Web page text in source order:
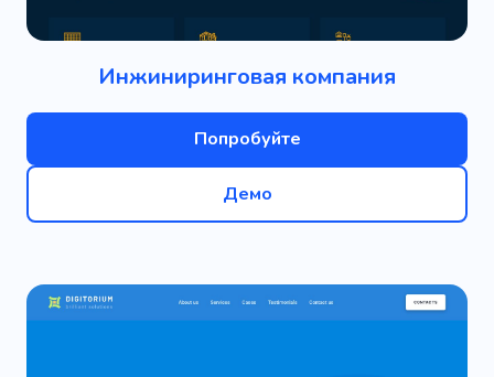
Инжиниринговая компания
Попробуйте
Демо